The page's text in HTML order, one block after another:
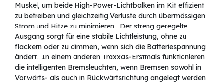
Muskel, um beide High-Power-Lichtbalken im Kit effizient
zu betreiben und gleichzeitig Verluste durch übermässigen
Strom und Hitze zu minimieren. Der streng geregelte
Ausgang sorgt für eine stabile Lichtleistung, ohne zu
flackern oder zu dimmen, wenn sich die Batteriespannung
ändert. In einem anderen Traxxas-Erstmals funktionieren
die intelligenten Bremsleuchten, wenn Bremsen sowohl in
Vorwärts- als auch in Rückwärtsrichtung angelegt werden